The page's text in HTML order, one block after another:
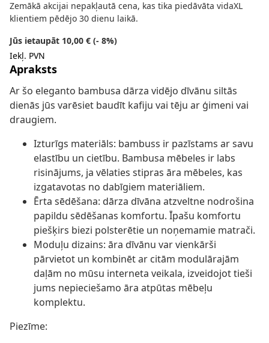
Zemākā akcijai nepakļautā cena, kas tika piedāvāta vidaXL
klientiem pēdējo 30 dienu laikā.
Jūs ietaupāt 10,00 € (- 8%)
Iekļ. PVN
Apraksts
Ar šo eleganto bambusa dārza vidējo dīvānu siltās
dienās jūs varēsiet baudīt kafiju vai tēju ar ģimeni vai
draugiem.
Izturīgs materiāls: bambuss ir pazīstams ar savu
elastību un cietību. Bambusa mēbeles ir labs
risinājums, ja vēlaties stipras āra mēbeles, kas
izgatavotas no dabīgiem materiāliem.
Ērta sēdēšana: dārza dīvāna atzveltne nodrošina
papildu sēdēšanas komfortu. Īpašu komfortu
piešķirs biezi polsterētie un noņemamie matrači.
Moduļu dizains: āra dīvānu var vienkārši
pārvietot un kombinēt ar citām modulārajām
daļām no mūsu interneta veikala, izveidojot tieši
jums nepieciešamo āra atpūtas mēbeļu
komplektu.
Piezīme: